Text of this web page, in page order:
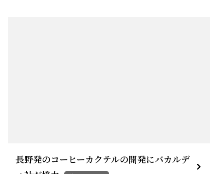
長野発のコーヒーカクテルの開発にバカルデ